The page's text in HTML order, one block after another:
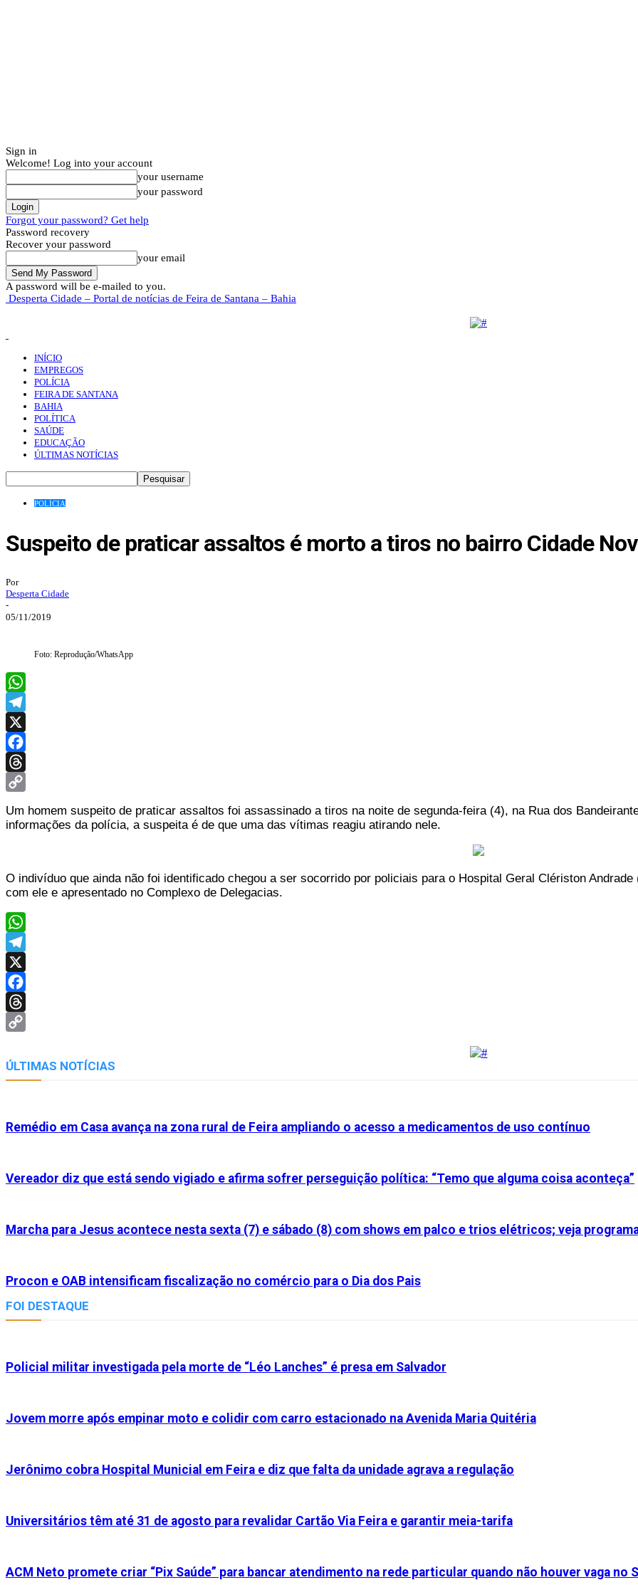
Sign in
Welcome! Log into your account
your username
your password
Forgot your password? Get help
Password recovery
Recover your password
your email
A password will be e-mailed to you.
Desperta Cidade – Portal de notícias de Feira de Santana – Bahia
INÍCIO
EMPREGOS
POLÍCIA
FEIRA DE SANTANA
BAHIA
POLÍTICA
SAÚDE
EDUCAÇÃO
ÚLTIMAS NOTÍCIAS
POLÍCIA
Suspeito de praticar assaltos é morto a tiros no bairro Cidade
Por
Desperta Cidade
-
05/11/2019
Foto: Reprodução/WhatsApp
WhatsApp
Telegram
X
Facebook
Threads
Link
Um homem suspeito de praticar assaltos foi assassinado a tiros na noite de segunda-feira (4), na Rua dos
informações da polícia, a suspeita é de que uma das vítimas reagiu atirando nele.
O indivíduo que ainda não foi identificado chegou a ser socorrido por policiais para o Hospital Geral Clériston
com ele e apresentado no Complexo de Delegacias.
WhatsApp
Telegram
X
Facebook
Threads
Link
ÚLTIMAS NOTÍCIAS
Remédio em Casa avança na zona rural de Feira ampliando o acesso a medicamentos de uso contínuo
Vereador diz que está sendo vigiado e afirma sofrer perseguição política: “Temo que alguma coisa aconteça”
Marcha para Jesus acontece nesta sexta (7) e sábado (8) com shows em palco e trios elétricos; veja
Procon e OAB intensificam fiscalização no comércio para o Dia dos Pais
FOI DESTAQUE
Policial militar investigada pela morte de “Léo Lanches” é presa em Salvador
Jovem morre após empinar moto e colidir com carro estacionado na Avenida Maria Quitéria
Jerônimo cobra Hospital Municial em Feira e diz que falta da unidade agrava a regulação
Universitários têm até 31 de agosto para revalidar Cartão Via Feira e garantir meia-tarifa
ACM Neto promete criar “Pix Saúde” para bancar atendimento na rede particular quando não houver vaga no